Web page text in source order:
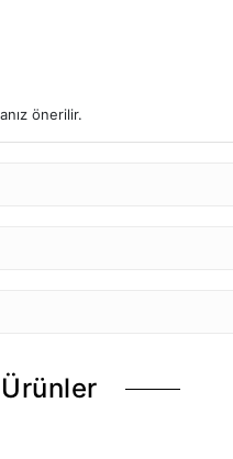
önerilir.